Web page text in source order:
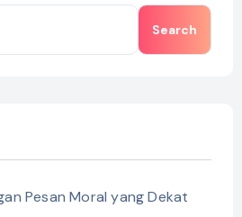
Search
Pesan Moral yang Dekat